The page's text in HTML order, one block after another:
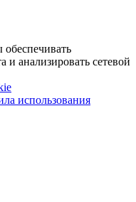
и анализировать сетевой
использования